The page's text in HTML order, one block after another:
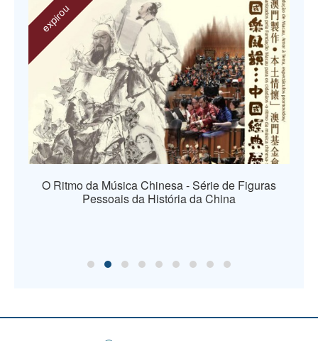
expirou
O Ritmo da Música Chinesa - Série de Figuras
Pessoais da História da China